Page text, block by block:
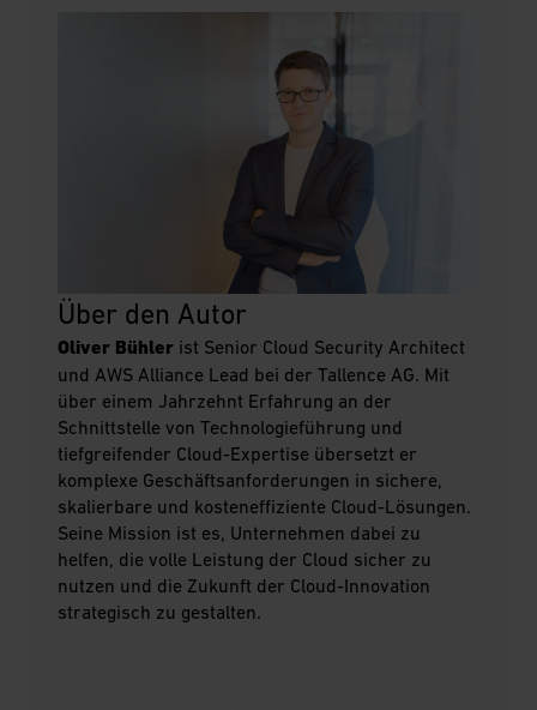
Über den Autor
Oliver Bühler ist Senior Cloud Security Architect
und AWS Alliance Lead bei der Tallence AG. Mit
über einem Jahrzehnt Erfahrung an der
Schnittstelle von Technologieführung und
tiefgreifender Cloud-Expertise übersetzt er
komplexe Geschäftsanforderungen in sichere,
skalierbare und kosteneffiziente Cloud-Lösungen.
Seine Mission ist es, Unternehmen dabei zu
helfen, die volle Leistung der Cloud sicher zu
nutzen und die Zukunft der Cloud-Innovation
strategisch zu gestalten.